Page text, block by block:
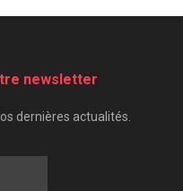
newsletter
dernières actualités.